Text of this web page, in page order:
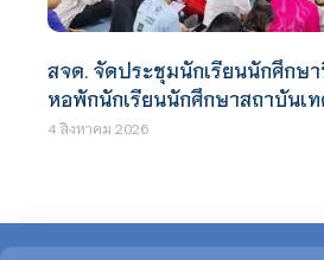
สจด. จัดประชุมนักเรียนนักศึกษ
หอพักนักเรียนนักศึกษาสถาบันเท
4 สิงหาคม 2026